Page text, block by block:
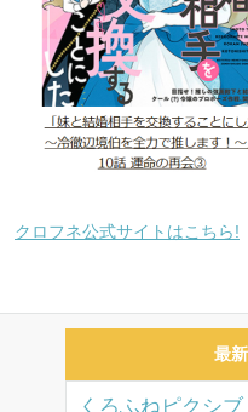
クロフネ公式サイトはこちら!
最